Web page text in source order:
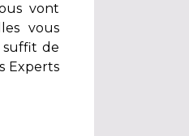
vont
vous
suffit de
Experts